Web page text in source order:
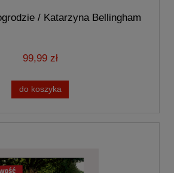
/ Katarzyna Bellingham
99,99 zł
do koszyka